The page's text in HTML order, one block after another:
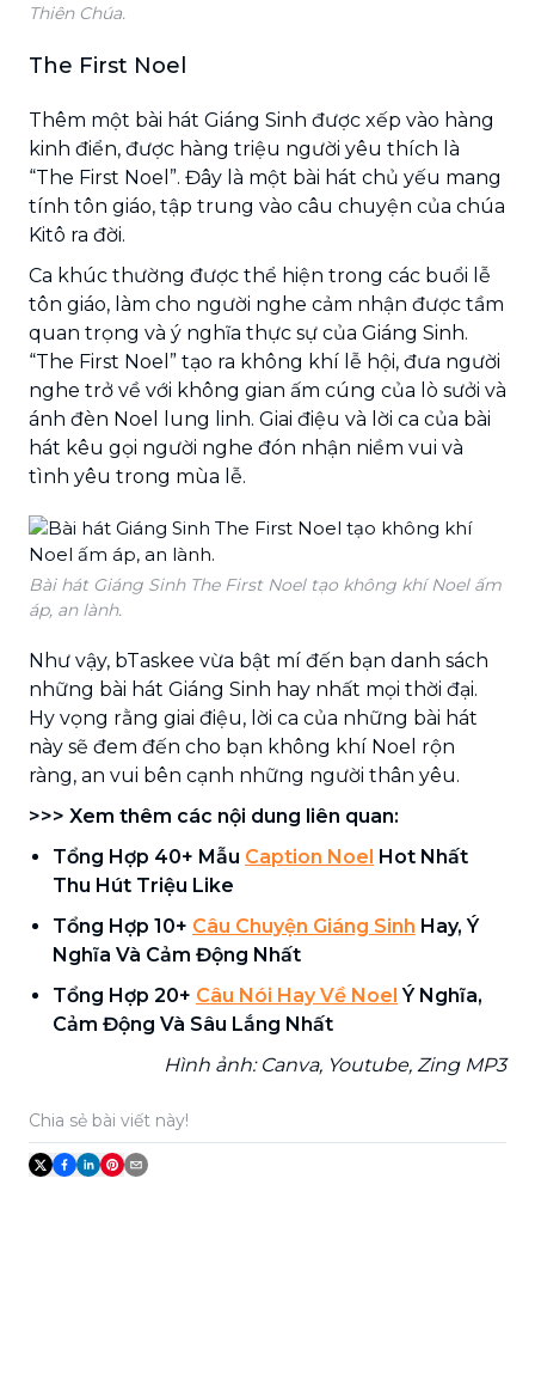
Thiên Chúa.
The First Noel
Thêm một bài hát Giáng Sinh được xếp vào hàng
kinh điển, được hàng triệu người yêu thích là
“The First Noel”. Đây là một bài hát chủ yếu mang
tính tôn giáo, tập trung vào câu chuyện của chúa
Kitô ra đời.
Ca khúc thường được thể hiện trong các buổi lễ
tôn giáo, làm cho người nghe cảm nhận được tầm
quan trọng và ý nghĩa thực sự của Giáng Sinh.
“The First Noel” tạo ra không khí lễ hội, đưa người
nghe trở về với không gian ấm cúng của lò sưởi và
ánh đèn Noel lung linh. Giai điệu và lời ca của bài
hát kêu gọi người nghe đón nhận niềm vui và
tình yêu trong mùa lễ.
Bài hát Giáng Sinh The First Noel tạo không khí Noel ấm
áp, an lành.
Như vậy, bTaskee vừa bật mí đến bạn danh sách
những bài hát Giáng Sinh hay nhất mọi thời đại.
Hy vọng rằng giai điệu, lời ca của những bài hát
này sẽ đem đến cho bạn không khí Noel rộn
ràng, an vui bên cạnh những người thân yêu.
>>> Xem thêm các nội dung liên quan:
Tổng Hợp 40+ Mẫu Caption Noel Hot Nhất
Thu Hút Triệu Like
Tổng Hợp 10+ Câu Chuyện Giáng Sinh Hay, Ý
Nghĩa Và Cảm Động Nhất
Tổng Hợp 20+ Câu Nói Hay Về Noel Ý Nghĩa,
Cảm Động Và Sâu Lắng Nhất
Hình ảnh: Canva, Youtube, Zing MP3
Chia sẻ bài viết này!